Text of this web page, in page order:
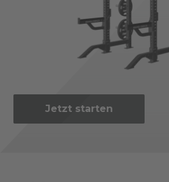
Jetzt starten